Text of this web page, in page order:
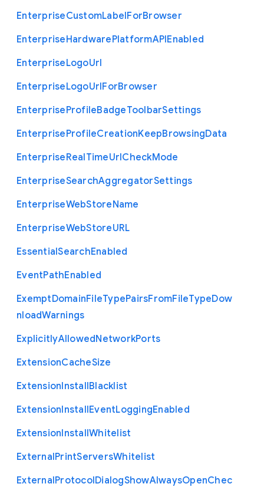
EnterpriseCustomLabelForBrowser
EnterpriseHardwarePlatformAPIEnabled
EnterpriseLogoUrl
EnterpriseLogoUrlForBrowser
EnterpriseProfileBadgeToolbarSettings
EnterpriseProfileCreationKeepBrowsingData
EnterpriseRealTimeUrlCheckMode
EnterpriseSearchAggregatorSettings
EnterpriseWebStoreName
EnterpriseWebStoreURL
EssentialSearchEnabled
EventPathEnabled
ExemptDomainFileTypePairsFromFileTypeDow
nloadWarnings
ExplicitlyAllowedNetworkPorts
ExtensionCacheSize
ExtensionInstallBlacklist
ExtensionInstallEventLoggingEnabled
ExtensionInstallWhitelist
ExternalPrintServersWhitelist
ExternalProtocolDialogShowAlwaysOpenChec